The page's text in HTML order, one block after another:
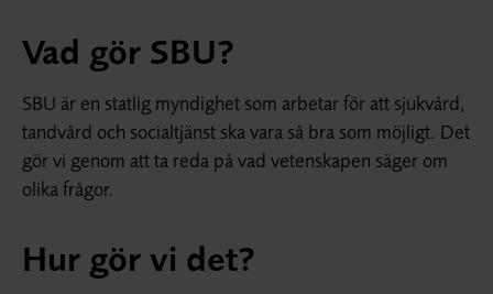
Vad gör SBU?
SBU är en statlig myndighet som arbetar för att sjukvård,
tandvård och socialtjänst ska vara så bra som möjligt. Det
gör vi genom att ta reda på vad vetenskapen säger om
olika frågor.
Hur gör vi det?